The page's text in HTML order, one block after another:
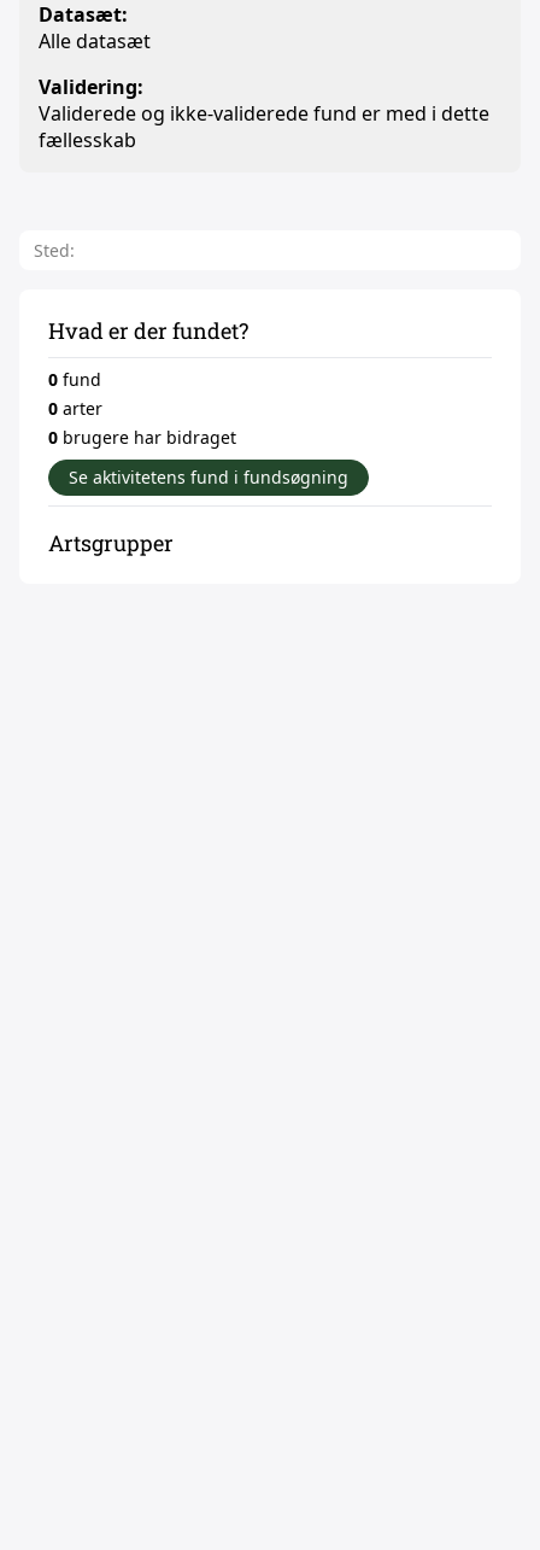
Datasæt:
Alle datasæt
Validering:
Validerede og ikke-validerede fund er med i dette
fællesskab
Sted:
Hvad er der fundet?
0 fund
0 arter
0 brugere har bidraget
Se aktivitetens fund i fundsøgning
Artsgrupper